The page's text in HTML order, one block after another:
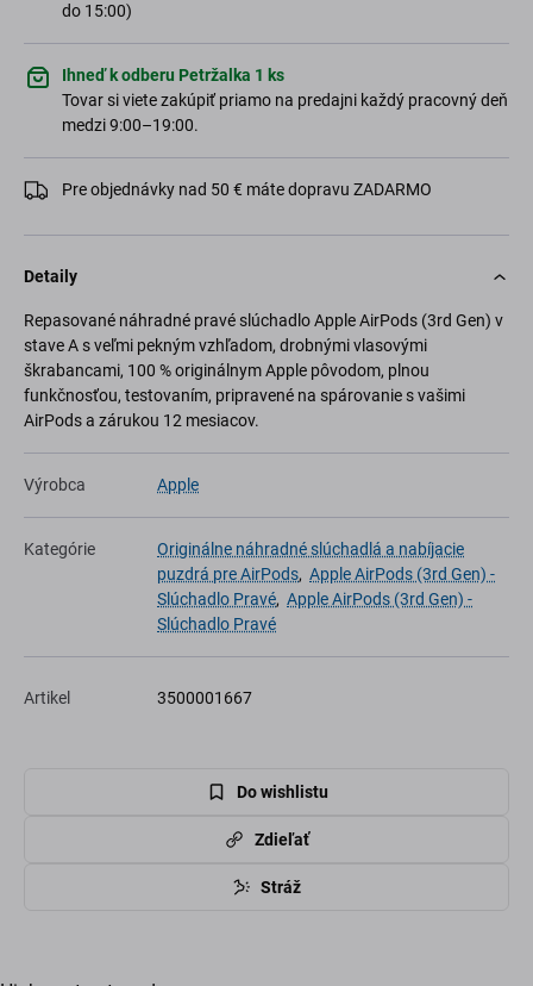
do 15:00)
Ihneď k odberu Petržalka 1 ks
Tovar si viete zakúpiť priamo na predajni každý pracovný deň
medzi 9:00–19:00.
Pre objednávky nad 50 € máte dopravu ZADARMO
Detaily
Repasované náhradné pravé slúchadlo Apple AirPods (3rd Gen) v
stave A s veľmi pekným vzhľadom, drobnými vlasovými
škrabancami, 100 % originálnym Apple pôvodom, plnou
funkčnosťou, testovaním, pripravené na spárovanie s vašimi
AirPods a zárukou 12 mesiacov.
Výrobca Apple
Kategórie
Originálne náhradné slúchadlá a nabíjacie
puzdrá pre AirPods, Apple AirPods (3rd Gen) -
Slúchadlo Pravé, Apple AirPods (3rd Gen) -
Slúchadlo Pravé
Artikel 3500001667
Do wishlistu
Zdieľať
Stráž